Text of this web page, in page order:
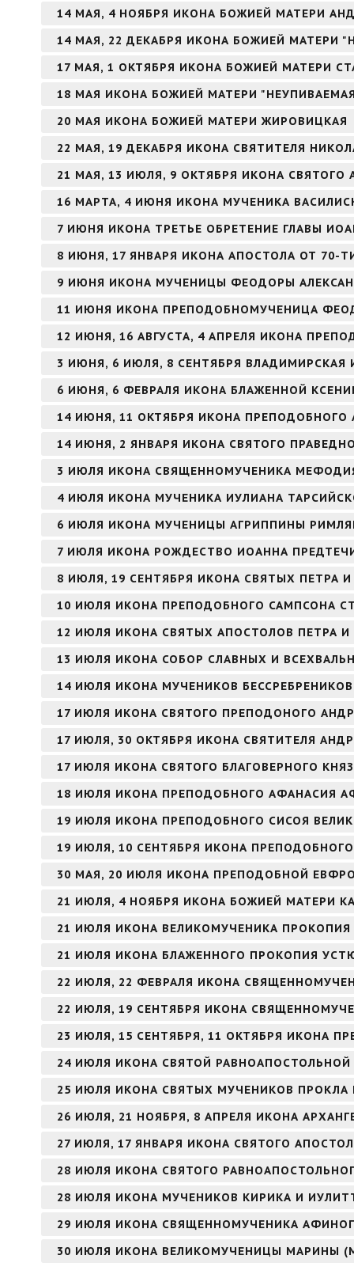
14 МАЯ, 4 НОЯБРЯ ИКОНА БОЖИЕЙ МАТЕРИ
14 МАЯ, 22 ДЕКАБРЯ ИКОНА БОЖИЕЙ МАТЕРИ
17 МАЯ, 1 ОКТЯБРЯ ИКОНА БОЖИЕЙ МАТЕРИ
18 МАЯ ИКОНА БОЖИЕЙ МАТЕРИ
20 МАЯ ИКОНА БОЖИЕЙ МАТЕРИ ЖИРОВИЦКАЯ
22 МАЯ, 19 ДЕКАБРЯ ИКОНА СВЯТИТЕЛЯ
21 МАЯ, 13 ИЮЛЯ, 9 ОКТЯБРЯ ИКОНА
16 МАРТА, 4 ИЮНЯ ИКОНА МУЧЕНИКА
7 ИЮНЯ ИКОНА ТРЕТЬЕ ОБРЕТЕНИЕ ГЛАВЫ
8 ИЮНЯ, 17 ЯНВАРЯ ИКОНА АПОСТОЛА ОТ 70-
9 ИЮНЯ ИКОНА МУЧЕНИЦЫ ФЕОДОРЫ
11 ИЮНЯ ИКОНА ПРЕПОДОБНОМУЧЕНИЦА
12 ИЮНЯ, 16 АВГУСТА, 4 АПРЕЛЯ ИКОНА
3 ИЮНЯ, 6 ИЮЛЯ, 8 СЕНТЯБРЯ
6 ИЮНЯ, 6 ФЕВРАЛЯ ИКОНА БЛАЖЕННОЙ
14 ИЮНЯ, 11 ОКТЯБРЯ ИКОНА ПРЕПОДОБНОГО
14 ИЮНЯ, 2 ЯНВАРЯ ИКОНА СВЯТОГО
3 ИЮЛЯ ИКОНА СВЯЩЕННОМУЧЕНИКА
4 ИЮЛЯ ИКОНА МУЧЕНИКА ИУЛИАНА
6 ИЮЛЯ ИКОНА МУЧЕНИЦЫ АГРИППИНЫ
7 ИЮЛЯ ИКОНА РОЖДЕСТВО ИОАННА
8 ИЮЛЯ, 19 СЕНТЯБРЯ ИКОНА СВЯТЫХ ПЕТРА
10 ИЮЛЯ ИКОНА ПРЕПОДОБНОГО САМПСОНА
12 ИЮЛЯ ИКОНА СВЯТЫХ АПОСТОЛОВ ПЕТРА И
13 ИЮЛЯ ИКОНА СОБОР СЛАВНЫХ И
14 ИЮЛЯ ИКОНА МУЧЕНИКОВ
17 ИЮЛЯ ИКОНА СВЯТОГО ПРЕПОДОНОГО
17 ИЮЛЯ, 30 ОКТЯБРЯ ИКОНА СВЯТИТЕЛЯ
17 ИЮЛЯ ИКОНА СВЯТОГО БЛАГОВЕРНОГО
18 ИЮЛЯ ИКОНА ПРЕПОДОБНОГО АФАНАСИЯ
19 ИЮЛЯ ИКОНА ПРЕПОДОБНОГО СИСОЯ
19 ИЮЛЯ, 10 СЕНТЯБРЯ ИКОНА
30 МАЯ, 20 ИЮЛЯ ИКОНА ПРЕПОДОБНОЙ
21 ИЮЛЯ, 4 НОЯБРЯ ИКОНА БОЖИЕЙ МАТЕРИ
21 ИЮЛЯ ИКОНА ВЕЛИКОМУЧЕНИКА ПРОКОПИЯ
21 ИЮЛЯ ИКОНА БЛАЖЕННОГО ПРОКОПИЯ
22 ИЮЛЯ, 22 ФЕВРАЛЯ ИКОНА
22 ИЮЛЯ, 19 СЕНТЯБРЯ ИКОНА
23 ИЮЛЯ, 15 СЕНТЯБРЯ, 11 ОКТЯБРЯ ИКОНА
24 ИЮЛЯ ИКОНА СВЯТОЙ
25 ИЮЛЯ ИКОНА СВЯТЫХ МУЧЕНИКОВ ПРОКЛА
26 ИЮЛЯ, 21 НОЯБРЯ, 8 АПРЕЛЯ ИКОНА
27 ИЮЛЯ, 17 ЯНВАРЯ ИКОНА СВЯТОГО
28 ИЮЛЯ ИКОНА СВЯТОГО
28 ИЮЛЯ ИКОНА МУЧЕНИКОВ КИРИКА И
29 ИЮЛЯ ИКОНА СВЯЩЕННОМУЧЕНИКА
30 ИЮЛЯ ИКОНА ВЕЛИКОМУЧЕНИЦЫ МАРИНЫ